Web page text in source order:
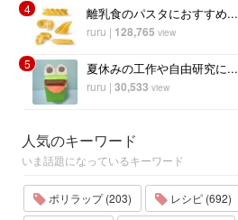
4 離乳食のパスタにおすすめ...
ruru | 128,765 view
5 夏休みの工作や自由研究に...
ruru | 30,533 view
人気のキーワード
いま話題になっているキーワード
ポリラップ (203) レシピ (692)